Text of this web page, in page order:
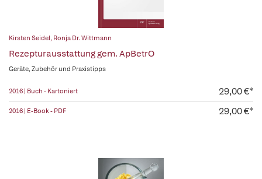
Kirsten Seidel, Ronja Dr. Wittmann
Rezepturausstattung gem. ApBetrO
Geräte, Zubehör und Praxistipps
2016 | Buch - Kartoniert 29,00 €*
2016 | E-Book - PDF 29,00 €*